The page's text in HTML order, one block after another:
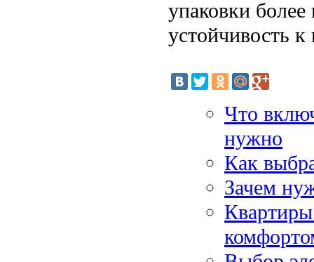
упаковки
устойчивость
Что
нужно
Как
Зачем